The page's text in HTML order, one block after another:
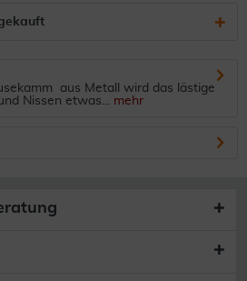
aus Metall wird das lästige
Nissen etwas... mehr